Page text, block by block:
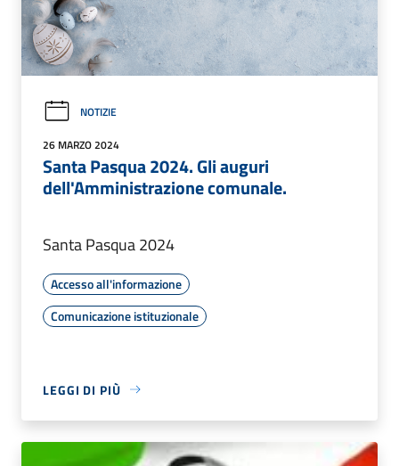
NOTIZIE
26 MARZO 2024
Santa Pasqua 2024. Gli auguri
dell'Amministrazione comunale.
Santa Pasqua 2024
Accesso all'informazione
Comunicazione istituzionale
LEGGI DI PIÙ